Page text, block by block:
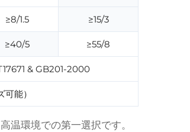
≥8/1.5 ≥15/3
≥40/5 ≥55/8
& GB201-2000
能）
環境での第一選択です。